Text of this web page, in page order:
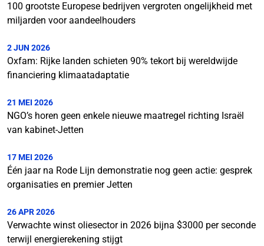
100 grootste Europese bedrijven vergroten ongelijkheid met
miljarden voor aandeelhouders
2 JUN 2026
Oxfam: Rijke landen schieten 90% tekort bij wereldwijde
financiering klimaatadaptatie
21 MEI 2026
NGO’s horen geen enkele nieuwe maatregel richting Israël
van kabinet-Jetten
17 MEI 2026
Één jaar na Rode Lijn demonstratie nog geen actie: gesprek
organisaties en premier Jetten
26 APR 2026
Verwachte winst oliesector in 2026 bijna $3000 per seconde
terwijl energierekening stijgt